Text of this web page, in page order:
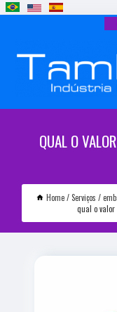
QUAL O
Home Serviços
qual o valor